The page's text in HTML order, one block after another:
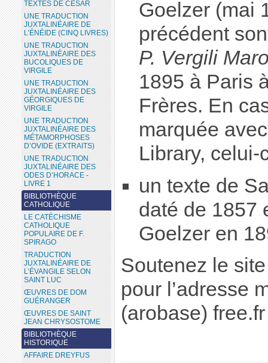
Goelzer (mai
précédent
P. Vergili
1895 à Paris
Frères. En
marquée
Library, celui-
un texte de
daté de 1857
Goelzer en
Soutenez le
pour l’adresse
(arobase) free.fr
TEXTES DE CÉSAR
UNE TRADUCTION
JUXTALINÉAIRE DE
L’ÉNÉIDE (CINQ LIVRES)
UNE TRADUCTION
JUXTALINÉAIRE DES
BUCOLIQUES DE
VIRGILE
UNE TRADUCTION
JUXTALINÉAIRE DES
GÉORGIQUES DE
VIRGILE
UNE TRADUCTION
JUXTALINÉAIRE DES
MÉTAMORPHOSES
D’OVIDE (EXTRAITS)
UNE TRADUCTION
JUXTALINÉAIRE DES
ODES D’HORACE -
LIVRE 1
BIBLIOTHÈQUE
CATHOLIQUE
LE CATÉCHISME
CATHOLIQUE
POPULAIRE DE F.
SPIRAGO
TRADUCTION
JUXTALINÉAIRE DE
L’ÉVANGILE SELON
SAINT LUC
ŒUVRES DE DOM
GUÉRANGER
ŒUVRES DE SAINT
JEAN CHRYSOSTOME
BIBLIOTHÈQUE
HISTORIQUE
AFFAIRE DREYFUS